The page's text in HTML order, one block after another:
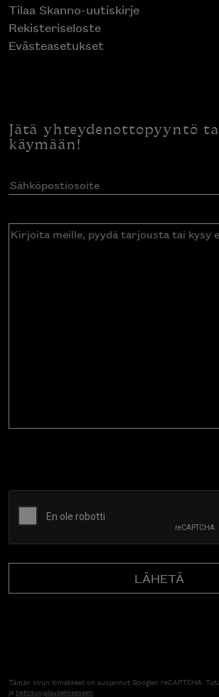
Tilaa Skanno-uutiskirje
Rekisteriseloste
Evästeasetukset
Jätä yhteydenottopyyntö
käymään!
Sähköpostiosoite(Pakollinen)
Kirjoita
Tämän sivun lomakkeet on suojannut Googlen reCAPTCHA.
jatietosuojalausekkeeseen